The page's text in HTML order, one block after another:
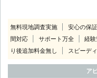
無料現地調査実施 安心の保
間対応
サポート万全 経
り後追加料金無し
スピーデ
ア